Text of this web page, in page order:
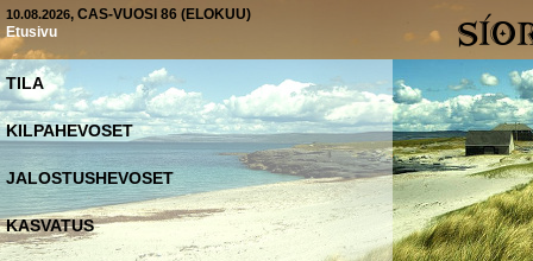
10.08.2026, CAS-VUOSI 86 (ELOKUU)
Etusivu
TILA
KILPAHEVOSET
JALOSTUSHEVOSET
KASVATUS